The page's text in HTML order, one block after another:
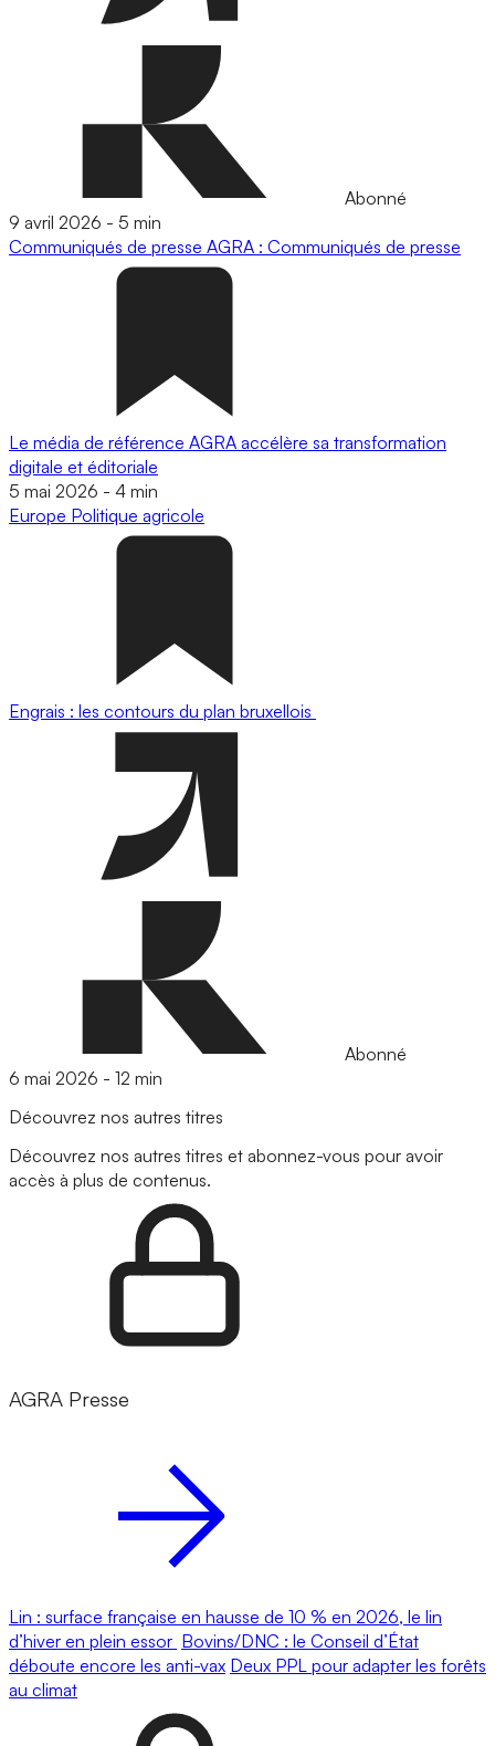
Abonné
9 avril 2026 - 5 min
Communiqués de presse AGRA : Communiqués de presse
Le média de référence AGRA accélère sa transformation
digitale et éditoriale
5 mai 2026 - 4 min
Europe Politique agricole
Engrais : les contours du plan bruxellois
Abonné
6 mai 2026 - 12 min
Découvrez nos autres titres
Découvrez nos autres titres et abonnez-vous pour avoir
accès à plus de contenus.
AGRA Presse
Lin : surface française en hausse de 10 % en 2026, le lin
d’hiver en plein essor Bovins/DNC : le Conseil d’État
déboute encore les anti-vax Deux PPL pour adapter les forêts
au climat